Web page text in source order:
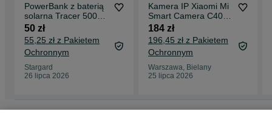
PowerBank z baterią
solarna Tracer 5000
mAh
50 zł
55,25 zł z Pakietem
Ochronnym
Stargard
26 lipca 2026
Kamera IP Xiaomi Mi
Smart Camera C400
4MP 2,5K 360 Wifi
Głos Sklep Wwa
184 zł
196,45 zł z Pakietem
Ochronnym
Warszawa, Bielany
25 lipca 2026